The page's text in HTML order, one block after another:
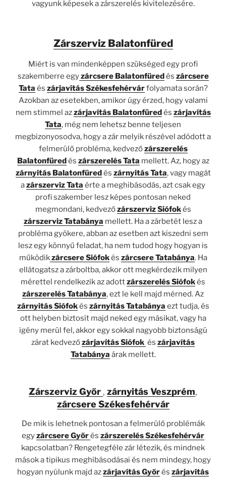
vagyunk képesek a zárszerelés kivitelezésére.
Zárszerviz Balatonfüred
Miért is van mindenképpen szükséged egy profi
szakemberre egyzárcsere Balatonfüredés zárcsere
Tata és zárjavítás Székesfehérvárfolyamata során?
Azokban az esetekben, amikor úgy érzed, hogy valami
nem stimmel azzárjavítás Balatonfüredés zárjavítás
Tata, még nem lehetsz benne teljesen
megbizonyosodva, hogy a zár melyik részével adódott a
felmerülő probléma, kedvezőzárszerelés
Balatonfüredés zárszerelés Tata mellett. Az, hogy az
zárnyitás Balatonfüredés zárnyitás Tata, vagy magát
azárszerviz Tata érte a meghibásodás, azt csak egy
profi szakember lesz képes pontosan neked
megmondani, kedvezőzárszerviz Siófokés
zárszerviz Tatabánya mellett. Ha a zárbetét lesz a
probléma gyökere, abban az esetben azt kiszedni sem
lesz egy könnyű feladat, ha nem tudod hogy hogyan is
működikzárcsere Siófokés zárcsere Tatabánya. Ha
ellátogatsz a zárboltba, akkor ott megkérdezik milyen
mérettel rendelkezik az adottzárszerelés Siófokés
zárszerelés Tatabánya, ezt le kell majd mérned. Az
zárnyitás Siófokés zárnyitás Tatabánya ezt tudja, és
ott helyben biztosít majd neked egy másikat, vagy ha
igény merül fel, akkor egy sokkal nagyobb biztonságú
zárat kedvezőzárjavítás Siófok és zárjavítás
Tatabánya árak mellett.
Zárszerviz Győr , zárnyitás Veszprém,
zárcsere Székesfehérvár
De mik is lehetnek pontosan a felmerülő problémák
egyzárcsere Győrés zárszerelés Székesfehérvár
kapcsolatban? Rengetegféle zár létezik, és mindnek
mások a tipikus meghibásodásai és nem mindegy, hogy
hogyan nyúlunk majd azzárjavítás Győrés zárjavítás